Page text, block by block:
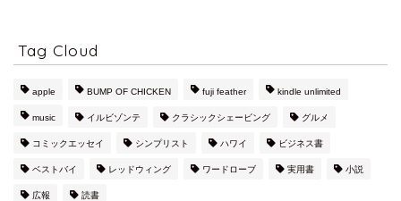
Tag Cloud
apple BUMP OF CHICKEN fuji feather kindle unlimited
music イルビゾンテ クラシックシェービング グルメ
コミックエッセイ シンプリスト ハワイ ビジネス書
ベストバイ レッドウィング ワードローブ 実用書 小説
広報 読書